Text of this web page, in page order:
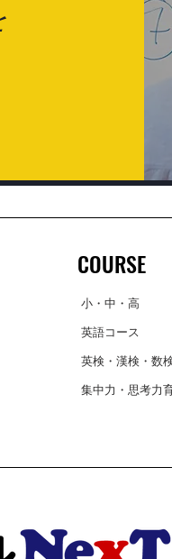
COURSE
小・中・高
英語コース
英検・漢検・数
集中力・思考力